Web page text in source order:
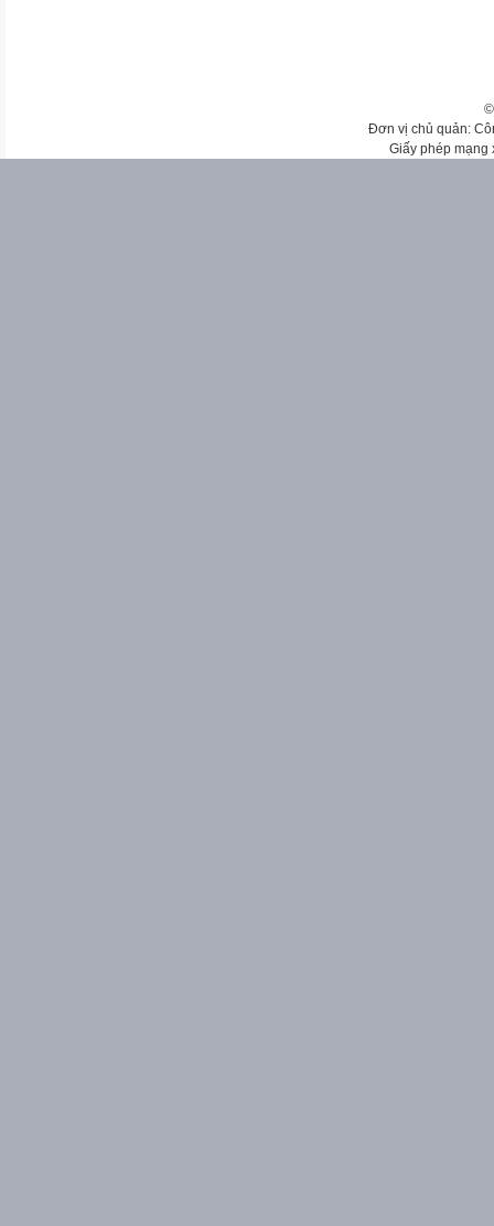
Đơn vị chủ quản:
Giấy phép mạng